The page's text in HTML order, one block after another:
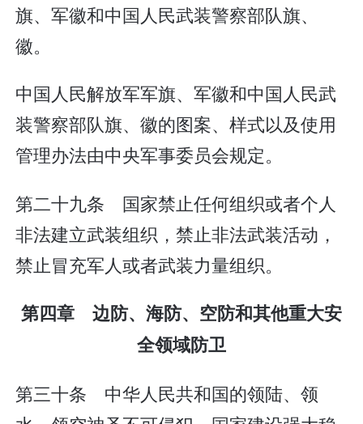
旗、军徽和中国人民武装警察部队旗、
徽。
中国人民解放军军旗、军徽和中国人民武
装警察部队旗、徽的图案、样式以及使用
管理办法由中央军事委员会规定。
第二十九条 国家禁止任何组织或者个人
非法建立武装组织，禁止非法武装活动，
禁止冒充军人或者武装力量组织。
第四章 边防、海防、空防和其他重大安
全领域防卫
第三十条 中华人民共和国的领陆、领